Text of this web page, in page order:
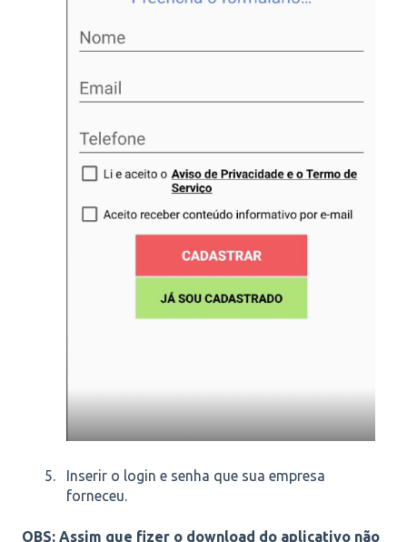
Inserir o login e senha que sua empresa
forneceu.
OBS: Assim que fizer o download do aplicativo não